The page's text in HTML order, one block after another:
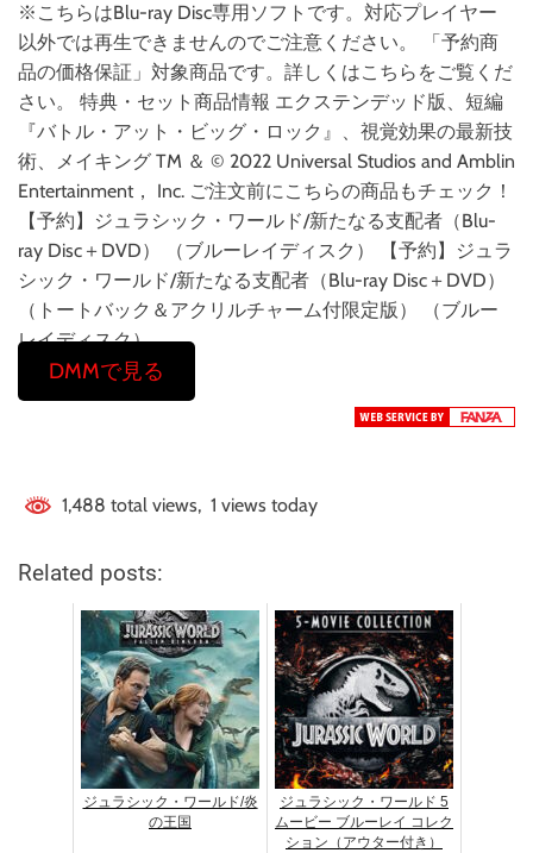
※こちらはBlu-ray Disc専用ソフトです。対応プレイヤー
以外では再生できませんのでご注意ください。 「予約商
品の価格保証」対象商品です。詳しくはこちらをご覧くだ
さい。 特典・セット商品情報 エクステンデッド版、短編
『バトル・アット・ビッグ・ロック』、視覚効果の最新技
術、メイキング TM ＆ © 2022 Universal Studios and Amblin
Entertainment， Inc. ご注文前にこちらの商品もチェック！
【予約】ジュラシック・ワールド/新たなる支配者（Blu-
ray Disc＋DVD） （ブルーレイディスク） 【予約】ジュラ
シック・ワールド/新たなる支配者（Blu-ray Disc＋DVD）
（トートバック＆アクリルチャーム付限定版） （ブルー
レイディスク）
DMMで見る
1,488 total views, 1 views today
Related posts:
ジュラシック・ワールド/炎
の王国
ジュラシック・ワールド 5
ムービー ブルーレイ コレク
ション（アウター付き）